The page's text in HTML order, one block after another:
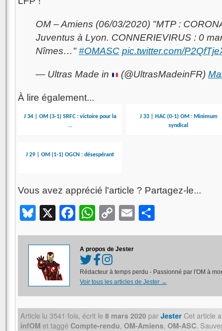
OM – Amiens (06/03/2020) "MTP :
Juventus à Lyon. CONNERIEVIRUS : 0
Nîmes…"#OMASC pic.twitter.com/
— Ultras Made in (@UltrasMadeinFR)
À lire également...
J 34 | OM (3-1) SRFC : victoire pour la
...
J 33 | HAC (0-1) OM : Minimum
syndical
J 29 | OM (1-1) OGCN : désespérant
Vous avez apprécié l'article ? Partagez-le...
Bluesky
X Facebook
WhatsApp
CopyEmail
A propos de Jester
Rédacteur à temps perdu - Passionné par l'OM à
Voir tous les articles de Jester →
Article lu 3541 fois, écrit le 8 mars 2020 par Jester Cet article
infOM et taggé Compte-rendu, OM-Amiens, OM-ASC.